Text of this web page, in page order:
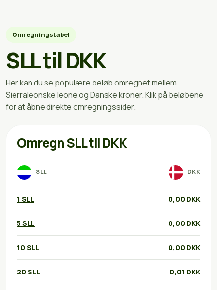
Omregningstabel
SLL til DKK
Her kan du se populære beløb omregnet mellem
Sierraleonske leone og Danske kroner. Klik på beløbene
for at åbne direkte omregningssider.
Omregn SLL til DKK
SLL DKK
1 SLL 0,00 DKK
5 SLL 0,00 DKK
10 SLL 0,00 DKK
20 SLL 0,01 DKK